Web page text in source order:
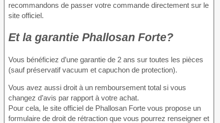
recommandons de passer votre commande directement sur le
site officiel.
Et la garantie Phallosan Forte?
Vous bénéficiez d’une garantie de 2 ans sur toutes les pièces
(sauf préservatif vacuum et capuchon de protection).
Vous avez aussi droit à un remboursement total si vous
changez d’avis par rapport à votre achat.
Pour cela, le site officiel de Phallosan Forte vous propose un
formulaire de droit de rétraction que vous pourrez renseigner et